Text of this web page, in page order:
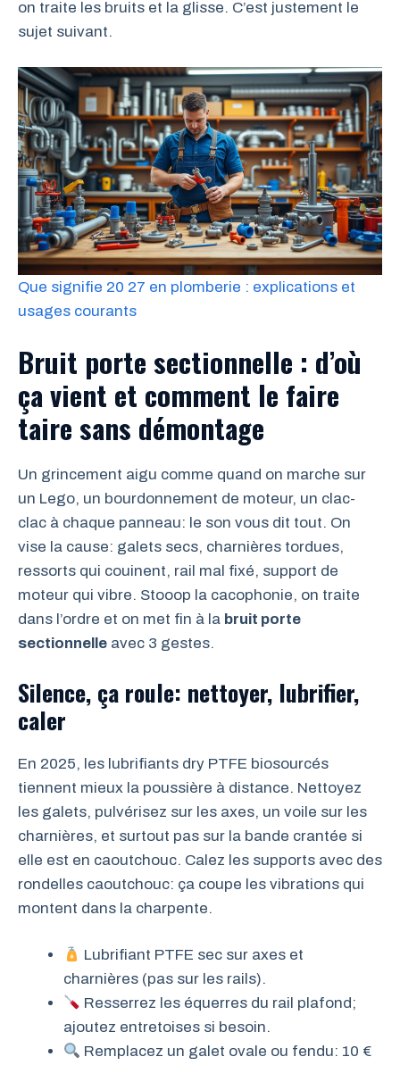
on traite les bruits et la glisse. C’est justement le
sujet suivant.
Que signifie 20 27 en plomberie : explications et
usages courants
Bruit porte sectionnelle : d’où
ça vient et comment le faire
taire sans démontage
Un grincement aigu comme quand on marche sur
un Lego, un bourdonnement de moteur, un clac-
clac à chaque panneau: le son vous dit tout. On
vise la cause: galets secs, charnières tordues,
ressorts qui couinent, rail mal fixé, support de
moteur qui vibre. Stooop la cacophonie, on traite
dans l’ordre et on met fin à la bruit porte
sectionnelle avec 3 gestes.
Silence, ça roule: nettoyer, lubrifier,
caler
En 2025, les lubrifiants dry PTFE biosourcés
tiennent mieux la poussière à distance. Nettoyez
les galets, pulvérisez sur les axes, un voile sur les
charnières, et surtout pas sur la bande crantée si
elle est en caoutchouc. Calez les supports avec des
rondelles caoutchouc: ça coupe les vibrations qui
montent dans la charpente.
Lubrifiant PTFE sec sur axes et
charnières (pas sur les rails).
Resserrez les équerres du rail plafond;
ajoutez entretoises si besoin.
Remplacez un galet ovale ou fendu: 10 €